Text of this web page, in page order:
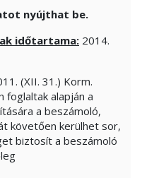
nyújthat be.
időtartama: 2014.
(XII. 31.) Korm.
foglaltak alapján a
a beszámoló,
követően kerülhet sor,
biztosít a beszámoló